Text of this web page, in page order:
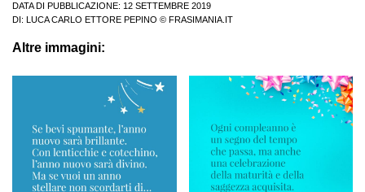
DATA DI PUBBLICAZIONE: 12 SETTEMBRE 2019
DI:
LUCA CARLO ETTORE PEPINO © FRASIMANIA.IT
Altre immagini: